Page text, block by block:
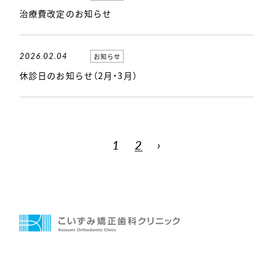
治療費改定のお知らせ
2026.02.04 お知らせ
休診日のお知らせ（2月・3月）
1 2 ›